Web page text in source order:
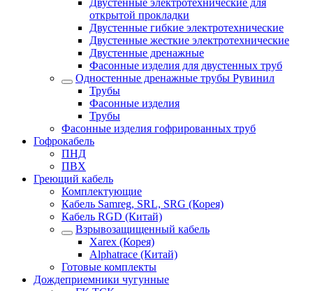
открытой прокладки
Двустенные гибкие электротехнические
Двустенные жесткие электротехнические
Двустенные дренажные
Фасонные изделия для двустенных труб
Одностенные дренажные трубы Рувинил
Трубы
Фасонные изделия
Трубы
Фасонные изделия гофрированных труб
Гофрокабель
ПНД
ПВХ
Греющий кабель
Комплектующие
Кабель Samreg, SRL, SRG (Корея)
Кабель RGD (Китай)
Взрывозащищенный кабель
Xarex (Корея)
Alphatrace (Китай)
Готовые комплекты
Дождеприемники чугунные